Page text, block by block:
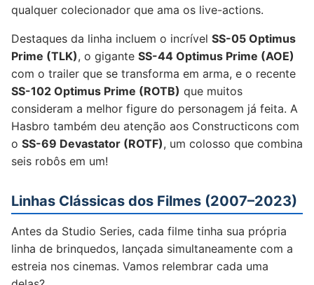
qualquer colecionador que ama os live-actions.
Destaques da linha incluem o incrível SS-05 Optimus
Prime (TLK), o gigante SS-44 Optimus Prime (AOE)
com o trailer que se transforma em arma, e o recente
SS-102 Optimus Prime (ROTB) que muitos
consideram a melhor figure do personagem já feita. A
Hasbro também deu atenção aos Constructicons com
o SS-69 Devastator (ROTF), um colosso que combina
seis robôs em um!
Linhas Clássicas dos Filmes (2007–2023)
Antes da Studio Series, cada filme tinha sua própria
linha de brinquedos, lançada simultaneamente com a
estreia nos cinemas. Vamos relembrar cada uma